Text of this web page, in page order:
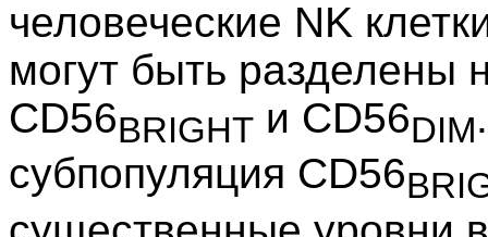
человеческие NK
могут быть разделены
CD56BRIGHT и CD56DIM
субпопуляция CD56